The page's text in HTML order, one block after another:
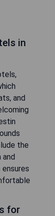
in
and
the
and
for